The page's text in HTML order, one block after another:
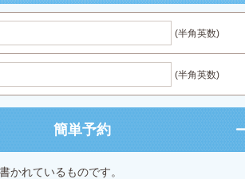
(半角英数)
(半角英数)
かれているものです。